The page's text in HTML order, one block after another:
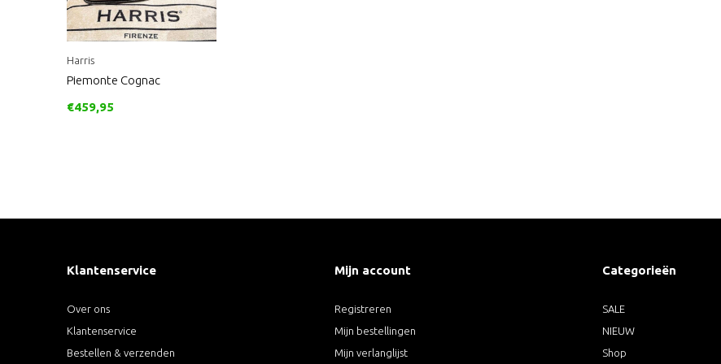
Harris
Piemonte Cognac
€459,95
Klantenservice
Over ons
Klantenservice
Bestellen & verzenden
Mijn account
Registreren
Mijn bestellingen
Mijn verlanglijst
Categorieën
SALE
NIEUW
Shop